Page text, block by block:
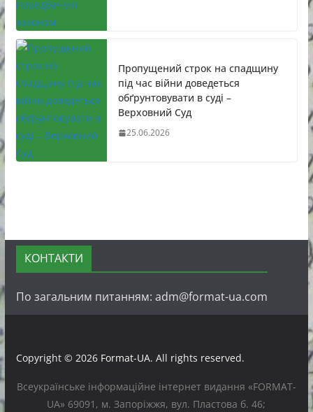
Пропущений строк на спадщину
під час війни доведеться
обґрунтовувати в суді –
Верховний Суд
25.06.2026
КОНТАКТИ
По загальним питанням: adm@format-ua.com
Copyright © 2026 Format-UA. All rights reserved.
Всеукраїнське інформаційне інтернет видання «FORMAT-
UA» 69091, м. Запоріжжя, вул. Пластова б. 46;